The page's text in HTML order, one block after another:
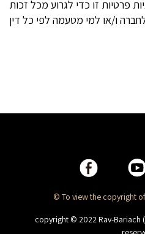
פרטיות זו כדי לגרוע מכל זכות
© To view the copyright
copyright © 2022 Rav-Bariach